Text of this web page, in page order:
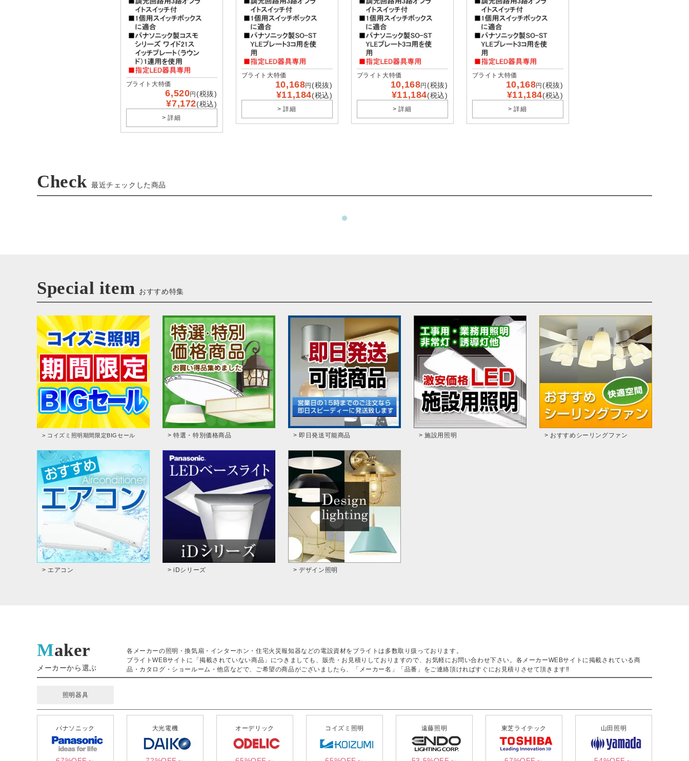
ブライト大特価
6,520円 (税抜)
¥7,172(税込)
> 詳細
ブライト大特価
10,168円 (税抜)
¥11,184(税込)
> 詳細
ブライト大特価
10,168円 (税抜)
¥11,184(税込)
> 詳細
ブライト大特価
10,168円 (税抜)
¥11,184(税込)
> 詳細
Check 最近チェックした商品
Special item おすすめ特集
> コイズミ照明期間限定BIGセール > 特選・特別価格商品 > 即日発送可能商品 > 施設用照明 > おすすめシーリングファン
> エアコン > iDシリーズ > デザイン照明
Maker
メーカーから選ぶ
各メーカーの照明・換気扇・インターホン・住宅火災報知器などの電設資材をブライトは多数取り扱っております。
ブライトWEBサイトに「掲載されていない商品」につきましても、販売・お見積りしておりますので、お気軽にお問い合わせ下さい。各メーカーWEBサイトに掲載されている商
品・カタログ・ショールーム・他店などで、ご希望の商品がございましたら、「メーカー名」「品番」をご連絡頂ければすぐにお見積りさせて頂きます‼
照明器具
パナソニック 大光電機 オーデリック コイズミ照明 遠藤照明 東芝ライテック 山田照明